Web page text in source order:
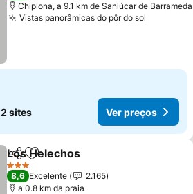
Chipiona, a 9.1 km de Sanlúcar de Barrameda
Vistas panorâmicas do pôr do sol
2 sites Ver preços
PartilharAdicionar aos favoritos
Los Helechos
3 Estrelas
8,6 Excelente
2.165
a 0.8 km da praia